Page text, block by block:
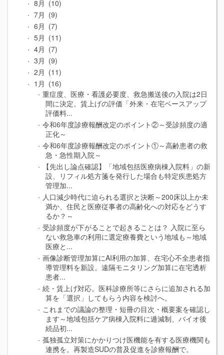
8月
10
7月
9
6月
7
5月
11
4月
7
3月
9
2月
11
1月
16
重症度、医療・看護必要度、救急搬送後の入院は2日
間に決定。賃上げの評価「外来・在宅ベースアップ
評価料...
令和6年度診療報酬改定のポイント②～受診頻度の適
正化～
令和6年度診療報酬改定のポイント①～高齢患者の救
急・急性期入院～
【先出し論点確認】「地域包括医療病棟入院料」の新
設、リフィル処方箋を発行した場合も特定疾患処方
管理加...
人口減少時代に迫られる選択と決断～200床以上か未
満か、住民と医療従事者の高齢化への対応をどうす
るか？～
受診頻度が下がることで起きることは？ 入院に至ら
ない救急車の利用に選定療養費という地域も～地域
医療と...
画像診断管理加算にAI利用の加算、在宅心不全患者指
導管理料を新設。遠隔モニタリング加算に在宅透析
患者...
続・賃上げ対応。医科診療所等にさらに追加される加
算を「選択」してもらう内容を検討へ。
これまでの議論の整理・短冊の目次・概要案を確認し
ます～地域包括ケア病棟入院料に逓減制、バイオ後
続品初...
孤独孤立対策にかかりつけ医機能を有する医療機関も
連携を。再製造SUDの普及促進を診療報酬で。